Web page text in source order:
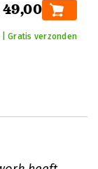
| Gratis verzonden